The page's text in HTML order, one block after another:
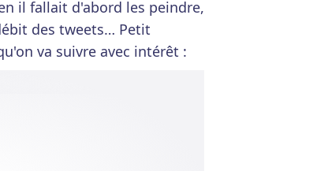
il fallait d'abord les peindre,
des tweets… Petit
va suivre avec intérêt :